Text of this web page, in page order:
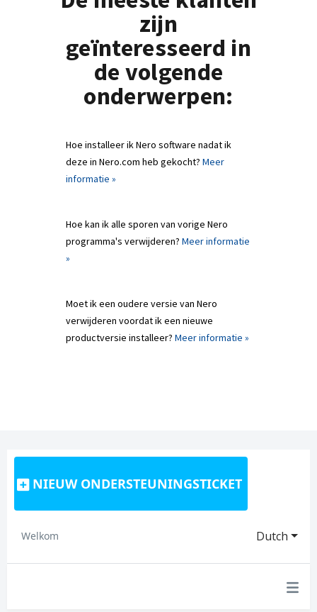
zijn
geïnteresseerd in
de volgende
onderwerpen:
Hoe installeer ik Nero software nadat ik
deze in Nero.com heb gekocht? Meer
informatie »
Hoe kan ik alle sporen van vorige Nero
programma's verwijderen? Meer informatie
»
Moet ik een oudere versie van Nero
verwijderen voordat ik een nieuwe
productversie installeer? Meer informatie »
NIEUW ONDERSTEUNINGSTICKET
Dutch
Welkom